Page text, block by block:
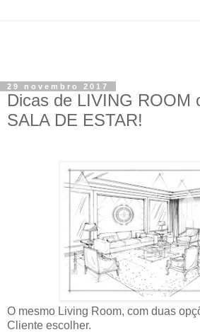
29 novembro 2017
Dicas de LIVING ROOM
SALA DE ESTAR!
O mesmo Living Room, com duas
Cliente escolher.